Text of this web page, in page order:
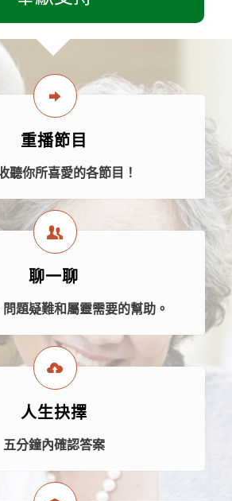
重播節目
聽你所喜愛的各節目！
聊一聊
題疑難和屬靈需要的幫助。
人生抉擇
五分鐘內確認答案